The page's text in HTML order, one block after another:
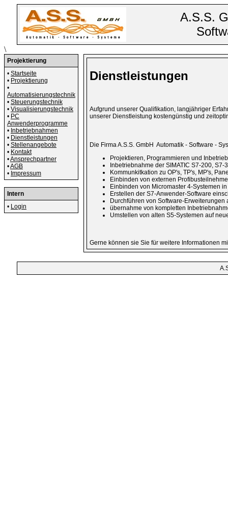
A.S.S.
\
Projektierung
• Startseite
• Projektierung
•
Automatisierungstechnik
• Steuerungstechnik
• Visualisierungstechnik
• PC
Anwenderprogramme
• Inbetriebnahmen
• Dienstleistungen
• Stellenangebote
• Kontakt
•Ansprechpartner
•AGB
• Impressum
Intern
• Login
Dienstleistungen
Aufgrund unserer Qualifikation, langjähriger
unserer Dienstleistung kostengünstig und
Die Firma A.S.S. GmbH Automatik - Software -
Projektieren, Programmieren und
Inbetriebnahme der SIMATIC S7-200, S7-
Kommunkitkation zu OP's, TP's, MP's,
Einbinden von externen
Einbinden von Micromaster 4-Systemen
Erstellen der S7-Anwender-Software
Durchführen von Software-
übernahme von kompletten
Umstellen von alten S5-Systemen auf
Gerne können sie Sie für weitere Informationen